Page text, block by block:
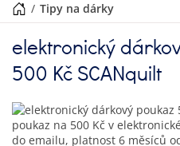
/ tipy na dárky
elektronický
500 Kč SCANquilt